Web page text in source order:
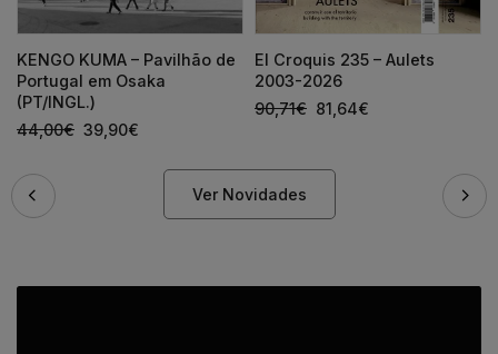
KENGO KUMA – Pavilhão de
Portugal em Osaka
(PT/INGL.)
44,00€ 39,90€
El Croquis 235 – Aulets
2003-2026
90,71€ 81,64€
Ver Novidades